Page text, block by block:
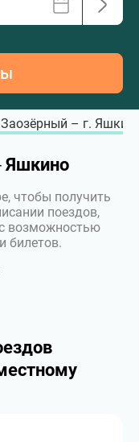
Заозёрный – г.
Яшкино
чтобы получить
поездов,
возможностью
билетов.